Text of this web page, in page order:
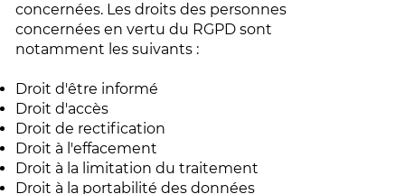
concernées. Les droits des personnes
concernées en vertu du RGPD sont
notamment les suivants :
Droit d'être informé
Droit d'accès
Droit de rectification
Droit à l'effacement
Droit à la limitation du traitement
Droit à la portabilité des données